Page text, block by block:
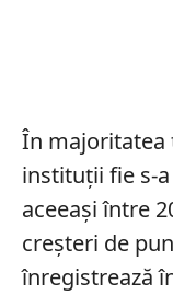
În majoritatea
instituții fie s-
aceeași între
creșteri de
înregistrează